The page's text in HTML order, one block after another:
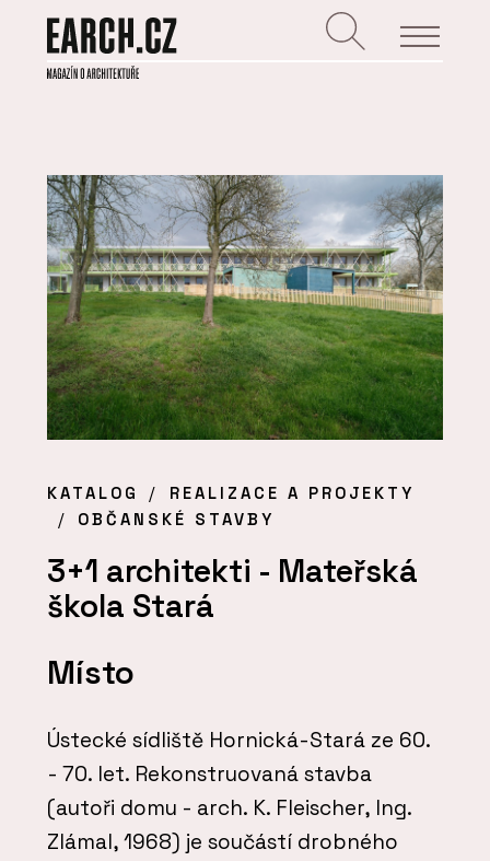
KATALOG
REALIZACE A PROJEKTY
OBČANSKÉ STAVBY
3+1 architekti - Mateřská
škola Stará
Místo
Ústecké sídliště Hornická-Stará ze 60.
- 70. let. Rekonstruovaná stavba
(autoři domu - arch. K. Fleischer, Ing.
Zlámal, 1968) je součástí drobného